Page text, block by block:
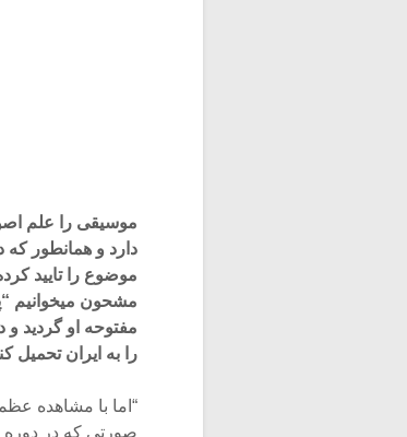
موسیقی را علم
دارد و همانطور که
موضوع را تایید
مشحون میخوانیم
مفتوحه او گردید و
را به ایران تحمیل
“اما با مشاهده
صورتی که در دوره